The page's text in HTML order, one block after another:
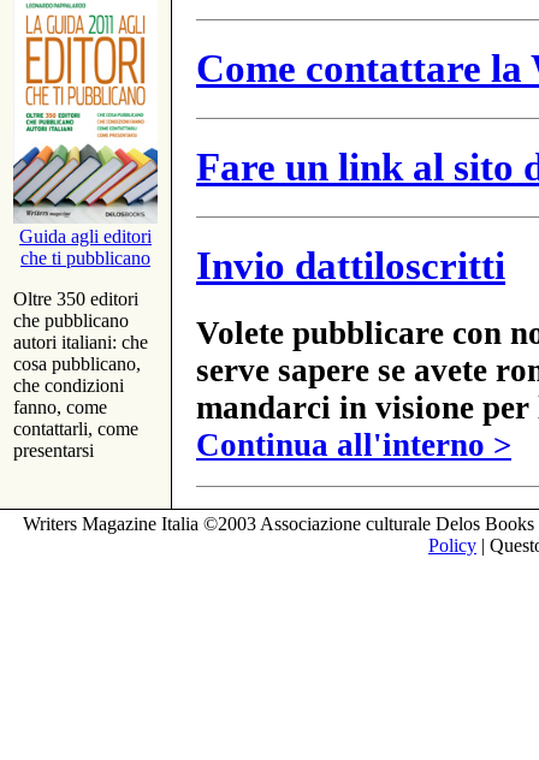
Guida agli editori
che ti pubblicano
Oltre 350 editori
che pubblicano
autori italiani: che
cosa pubblicano,
che condizioni
fanno, come
contattarli, come
presentarsi
Come contattare
Fare un link al sito
Invio dattiloscritti
Volete pubblicare con
serve sapere se avete
mandarci in visione
Continua all'interno >
Writers Magazine Italia ©2003 Associazione culturale Delos
Policy |